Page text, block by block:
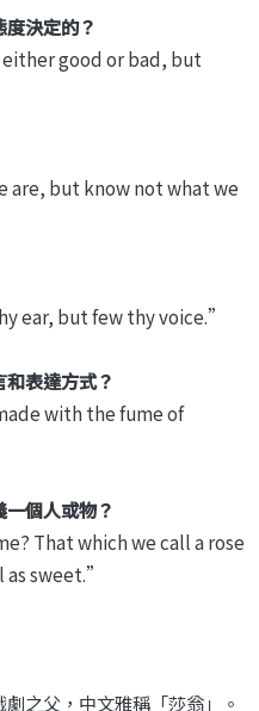
決定的？
good or bad, but
are, but know not what we
ear, but few thy voice.”
表達方式？
with the fume of
個人或物？
That which we call a rose
as sweet.”
之父，中文雅稱「莎翁」。